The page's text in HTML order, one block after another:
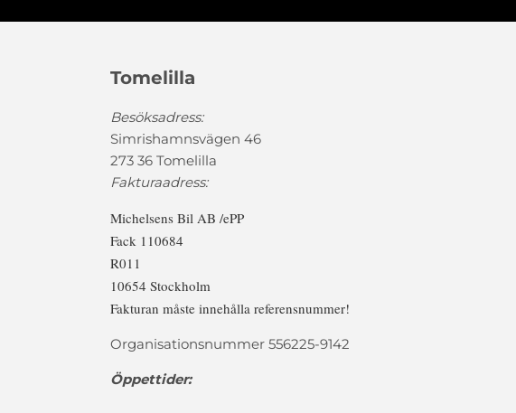
Tomelilla
Besöksadress:
Simrishamnsvägen 46
273 36 Tomelilla
Fakturaadress:
Michelsens Bil AB /ePP
Fack 110684
R011
10654 Stockholm
Fakturan måste innehålla referensnummer!
Organisationsnummer 556225-9142
Öppettider: